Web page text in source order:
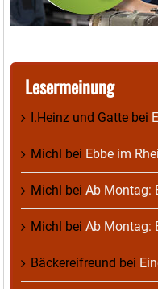
Lesermeinung
I.Heinz und Gatte bei
Michl bei Ebbe im
Michl bei Ab Montag:
Michl bei Ab Montag:
Bäckereifreund bei